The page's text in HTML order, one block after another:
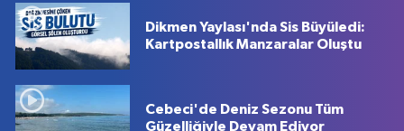
Dikmen Yaylası'nda Sis Büyüledi:
Kartpostallık Manzaralar Oluştu
Cebeci'de Deniz Sezonu Tüm
Güzelliğiyle Devam Ediyor